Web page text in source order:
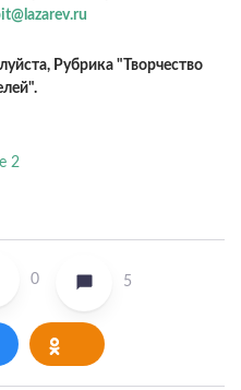
Рубрика "Творчество
0 5